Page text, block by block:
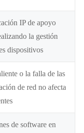
IP de apoyo
la gestión
dispositivos
o la falla de las
de red no afecta
de software en